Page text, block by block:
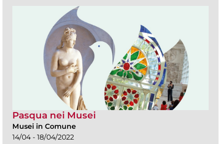
Pasqua nei Musei
Musei in Comune
14/04 - 18/04/2022